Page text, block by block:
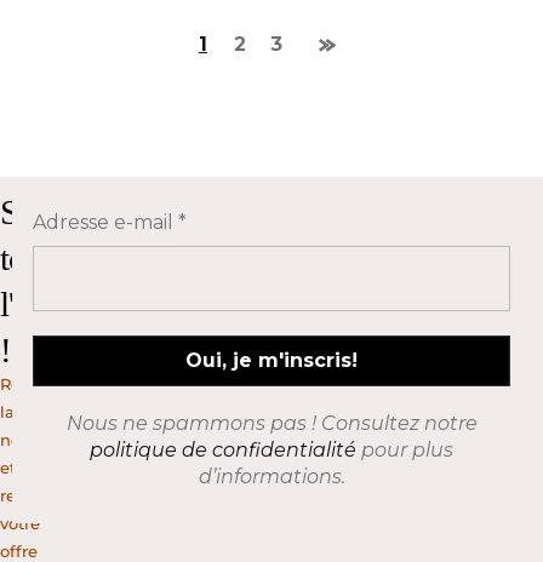
1 2 3
Suivez
toute
l'actualité
!
Rejoignez
la
newsletter
et
recevez
votre
offre
Adresse e-mail *
Nous ne spammons pas ! Consultez notre
politique de confidentialité pour plus
d’informations.